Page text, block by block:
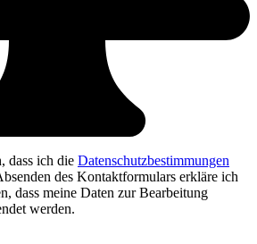
dass ich die Datenschutzbestimmungen
des Kontaktformulars erkläre ich
dass meine Daten zur Bearbeitung
werden.